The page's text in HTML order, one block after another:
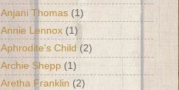
Anjani Thomas (1)
Annie Lennox (1)
Aphrodite's Child (2)
Archie Shepp (1)
Aretha Franklin (2)